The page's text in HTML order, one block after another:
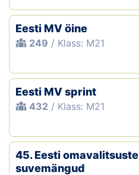
Eesti MV öine
249 / Klass: M21
Eesti MV sprint
432 / Klass: M21
45. Eesti omavalitsuste
suvemängud